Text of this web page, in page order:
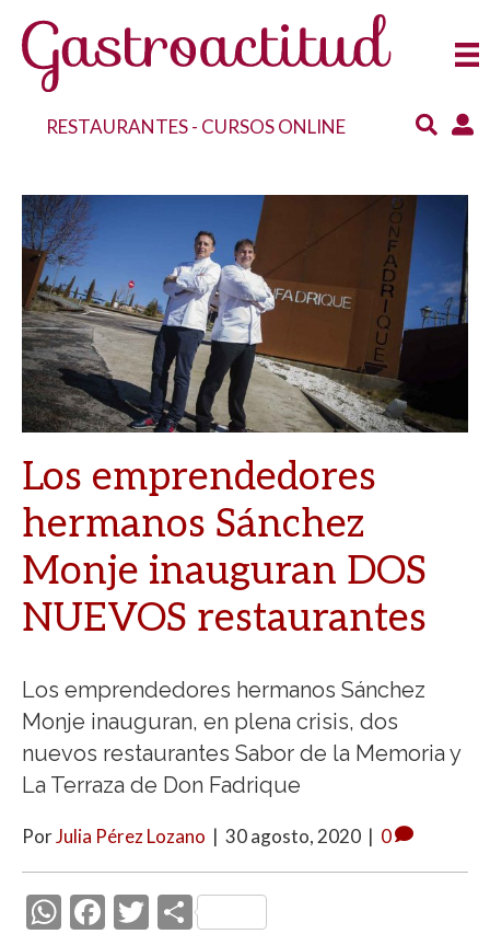
RESTAURANTES- CURSOS ONLINE
Los emprendedores
hermanos Sánchez
Monje inauguran DOS
NUEVOS restaurantes
Los emprendedores hermanos Sánchez
Monje inauguran, en plena crisis, dos
nuevos restaurantes Sabor de la Memoria y
La Terraza de Don Fadrique
PorJulia Pérez Lozano | 30 agosto, 2020 | 0
W F
T C